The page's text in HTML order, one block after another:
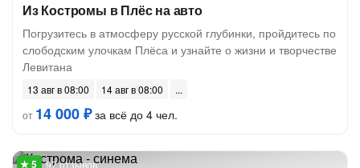
Из Костромы в Плёс на авто
Погрузитесь в атмосферу русской глубинки, пройдитесь по
слободским улочкам Плёса и узнайте о жизни и творчестве
Левитана
13 авг в 08:00
14 авг в 08:00
от 14 000 ₽за всё до 4 чел.
97 отзывов